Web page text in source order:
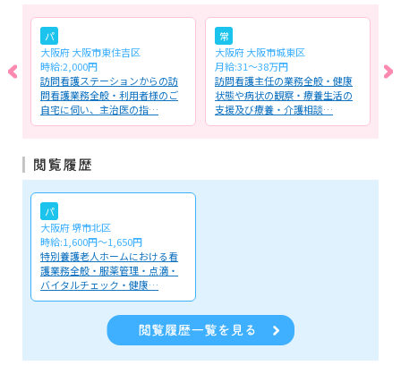
パ
大阪府 大阪市東住吉区
時給:2,000円
訪問看護ステーションからの訪
問看護業務全般・利用者様のご
自宅に伺い、主治医の指…
常
大阪府 大阪市城東区
月給:31～38万円
訪問看護主任の業務全般・健康
状態や病状の観察・療養生活の
支援及び療養・介護相談…
パ
大阪府 堺市北区
時給:1,600円～1,650円
特別養護老人ホームにおける看
護業務全般・服薬管理・点滴・
バイタルチェック・健康…